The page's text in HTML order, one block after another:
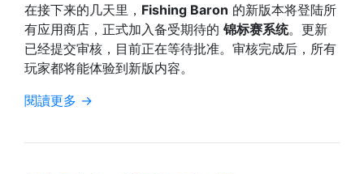
在接下来的几天里， Fishing Baron 的新版本将登陆所
有应用商店，正式加入备受期待的 锦标赛系统。更新
已经提交审核，目前正在等待批准。审核完成后，所有
玩家都将能体验到新版内容。
閱讀更多 →